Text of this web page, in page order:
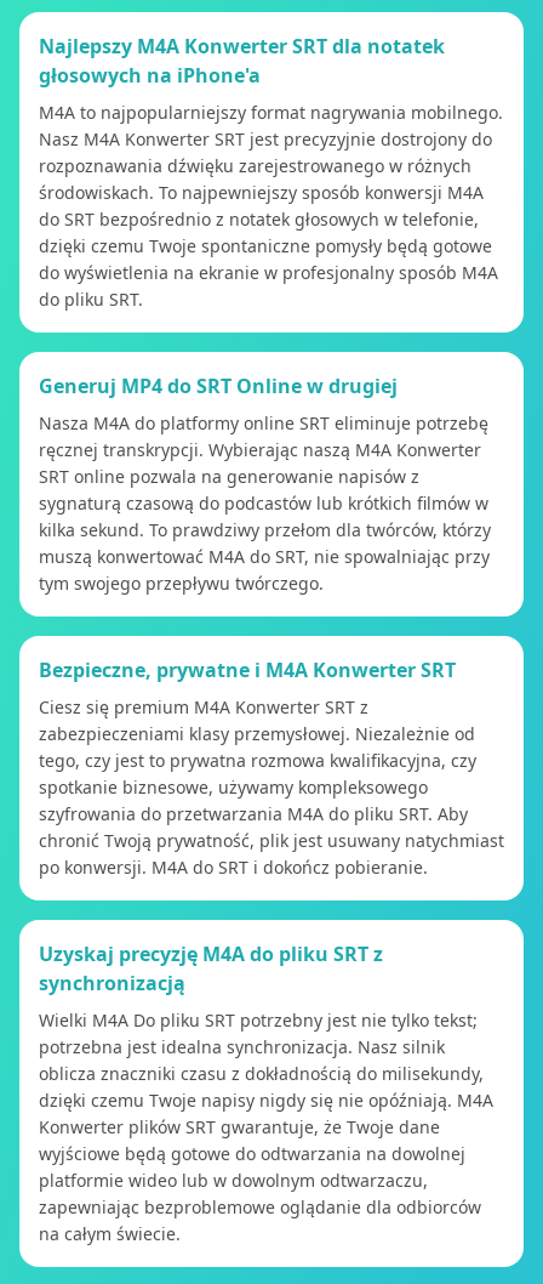
Najlepszy M4A Konwerter SRT dla notatek
głosowych na iPhone'a
M4A to najpopularniejszy format nagrywania mobilnego.
Nasz M4A Konwerter SRT jest precyzyjnie dostrojony do
rozpoznawania dźwięku zarejestrowanego w różnych
środowiskach. To najpewniejszy sposób konwersji M4A
do SRT bezpośrednio z notatek głosowych w telefonie,
dzięki czemu Twoje spontaniczne pomysły będą gotowe
do wyświetlenia na ekranie w profesjonalny sposób M4A
do pliku SRT.
Generuj MP4 do SRT Online w drugiej
Nasza M4A do platformy online SRT eliminuje potrzebę
ręcznej transkrypcji. Wybierając naszą M4A Konwerter
SRT online pozwala na generowanie napisów z
sygnaturą czasową do podcastów lub krótkich filmów w
kilka sekund. To prawdziwy przełom dla twórców, którzy
muszą konwertować M4A do SRT, nie spowalniając przy
tym swojego przepływu twórczego.
Bezpieczne, prywatne i M4A Konwerter SRT
Ciesz się premium M4A Konwerter SRT z
zabezpieczeniami klasy przemysłowej. Niezależnie od
tego, czy jest to prywatna rozmowa kwalifikacyjna, czy
spotkanie biznesowe, używamy kompleksowego
szyfrowania do przetwarzania M4A do pliku SRT. Aby
chronić Twoją prywatność, plik jest usuwany natychmiast
po konwersji. M4A do SRT i dokończ pobieranie.
Uzyskaj precyzję M4A do pliku SRT z
synchronizacją
Wielki M4A Do pliku SRT potrzebny jest nie tylko tekst;
potrzebna jest idealna synchronizacja. Nasz silnik
oblicza znaczniki czasu z dokładnością do milisekundy,
dzięki czemu Twoje napisy nigdy się nie opóźniają. M4A
Konwerter plików SRT gwarantuje, że Twoje dane
wyjściowe będą gotowe do odtwarzania na dowolnej
platformie wideo lub w dowolnym odtwarzaczu,
zapewniając bezproblemowe oglądanie dla odbiorców
na całym świecie.